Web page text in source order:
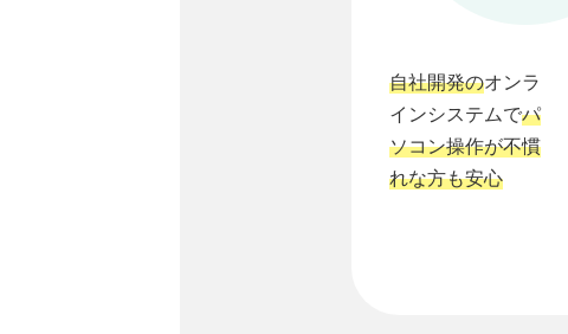
自社開発のオンラ
インシステムでパ
ソコン操作が不慣
れな方も安心